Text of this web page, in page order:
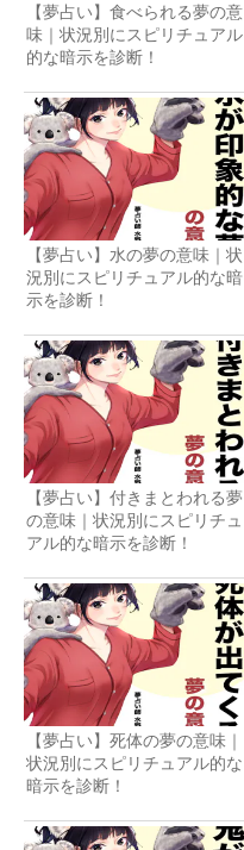
【夢占い】食べられる夢の意
味｜状況別にスピリチュアル
的な暗示を診断！
【夢占い】水の夢の意味｜状
況別にスピリチュアル的な暗
示を診断！
【夢占い】付きまとわれる夢
の意味｜状況別にスピリチュ
アル的な暗示を診断！
【夢占い】死体の夢の意味｜
状況別にスピリチュアル的な
暗示を診断！